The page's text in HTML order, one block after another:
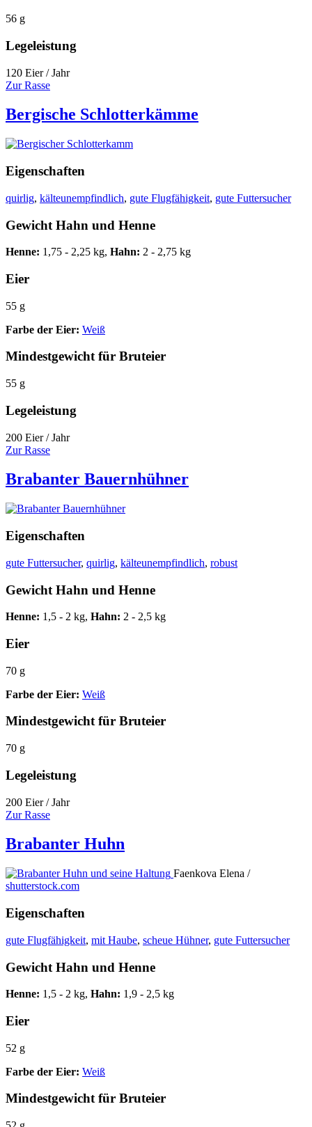
56 g
Legeleistung
120 Eier / Jahr
Zur Rasse
Bergische Schlotterkämme
Eigenschaften
quirlig, kälteunempfindlich, gute Flugfähigkeit, gute Futtersucher
Gewicht Hahn und Henne
Henne: 1,75 - 2,25 kg, Hahn: 2 - 2,75 kg
Eier
55 g
Farbe der Eier: Weiß
Mindestgewicht für Bruteier
55 g
Legeleistung
200 Eier / Jahr
Zur Rasse
Brabanter Bauernhühner
Eigenschaften
gute Futtersucher, quirlig, kälteunempfindlich, robust
Gewicht Hahn und Henne
Henne: 1,5 - 2 kg, Hahn: 2 - 2,5 kg
Eier
70 g
Farbe der Eier: Weiß
Mindestgewicht für Bruteier
70 g
Legeleistung
200 Eier / Jahr
Zur Rasse
Brabanter Huhn
Faenkova Elena /
shutterstock.com
Eigenschaften
gute Flugfähigkeit, mit Haube, scheue Hühner, gute Futtersucher
Gewicht Hahn und Henne
Henne: 1,5 - 2 kg, Hahn: 1,9 - 2,5 kg
Eier
52 g
Farbe der Eier: Weiß
Mindestgewicht für Bruteier